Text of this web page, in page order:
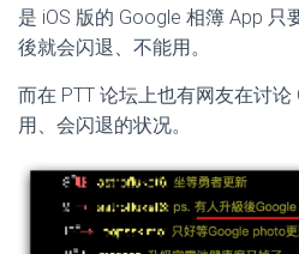
是 iOS 版的 Google 相簿 App 只
後就会闪退、不能用。
而在 PTT 论坛上也有网友在讨
用、会闪退的状况。